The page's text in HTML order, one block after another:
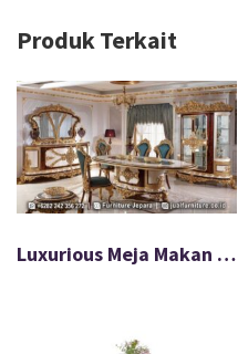
Produk Terkait
Luxurious Meja Makan Mewah Royal Gold Furnish FS-026